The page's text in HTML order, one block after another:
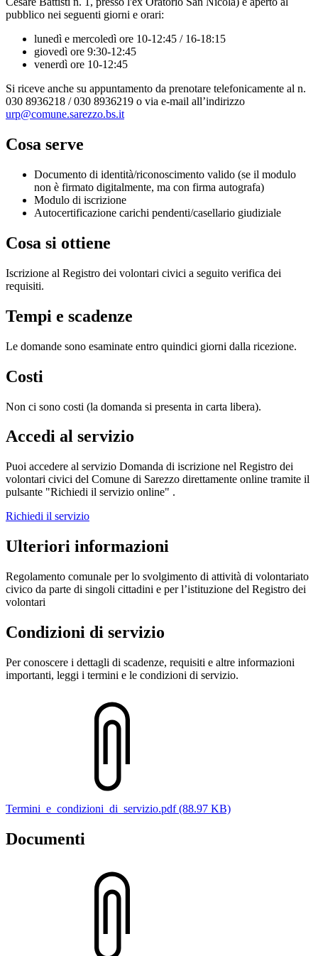
pubblico nei seguenti giorni e orari:
lunedì e mercoledì ore 10-12:45 / 16-18:15
giovedì ore 9:30-12:45
venerdì ore 10-12:45
Si riceve anche su appuntamento da prenotare telefonicamente al n.
030 8936218 / 030 8936219 o via e-mail all’indirizzo
urp@comune.sarezzo.bs.it
Cosa serve
Documento di identità/riconoscimento valido (se il modulo
non è firmato digitalmente, ma con firma autografa)
Modulo di iscrizione
Autocertificazione carichi pendenti/casellario giudiziale
Cosa si ottiene
Iscrizione al Registro dei volontari civici a seguito verifica dei
requisiti.
Tempi e scadenze
Le domande sono esaminate entro quindici giorni dalla ricezione.
Costi
Non ci sono costi (la domanda si presenta in carta libera).
Accedi al servizio
Puoi accedere al servizio Domanda di iscrizione nel Registro dei
volontari civici del Comune di Sarezzo direttamente online tramite il
pulsante "Richiedi il servizio online" .
Richiedi il servizio
Ulteriori informazioni
Regolamento comunale per lo svolgimento di attività di volontariato
civico da parte di singoli cittadini e per l’istituzione del Registro dei
volontari
Condizioni di servizio
Per conoscere i dettagli di scadenze, requisiti e altre informazioni
importanti, leggi i termini e le condizioni di servizio.
Termini_e_condizioni_di_servizio.pdf (88.97 KB)
Documenti